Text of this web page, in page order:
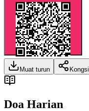
Muat turun Kongsi
Doa Harian